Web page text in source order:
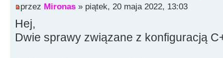
przez Mironas » piątek, 20 maja 2022, 13:03
Hej,
Dwie sprawy związane z konfiguracją